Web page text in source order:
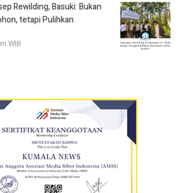
Rewilding, Basuki: Bukan
tetapi Pulihkan
WIB